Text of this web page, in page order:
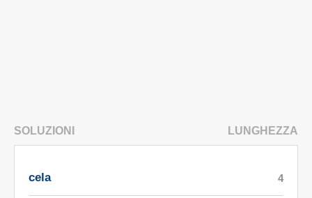
SOLUZIONI LUNGHEZZA
cela 4